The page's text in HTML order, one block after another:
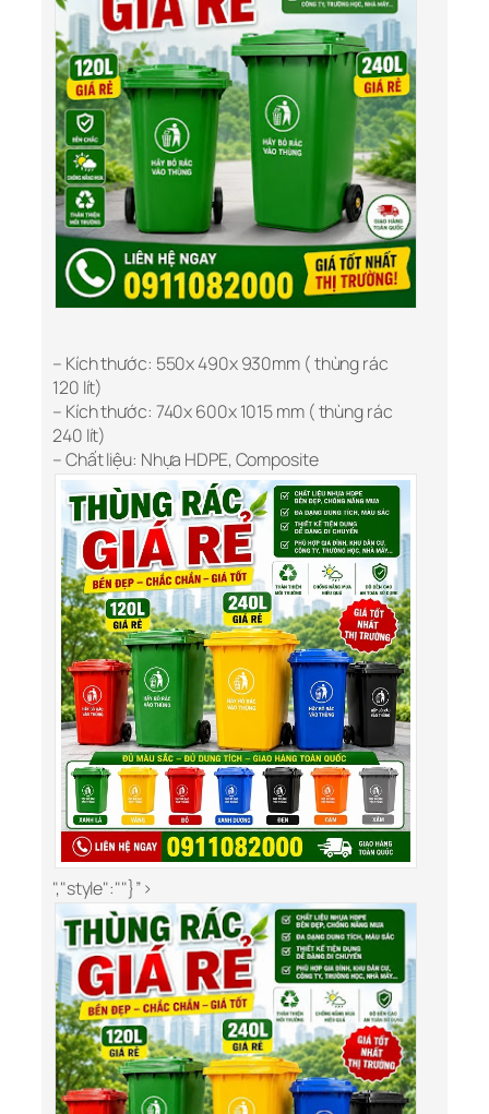
– Kích thước: 550x 490x 930mm ( thùng rác
120 lít)
– Kích thước: 740x 600x 1015 mm ( thùng rác
240 lít)
– Chất liệu: Nhựa HDPE, Composite
","style":""}”>